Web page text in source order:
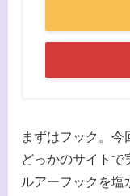
まずはフック。今
どっかのサイトで
ルアーフックを塩